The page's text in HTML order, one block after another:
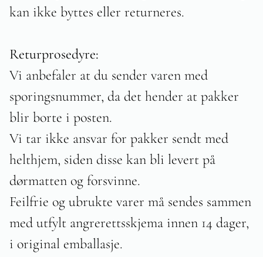
kan ikke byttes eller returneres.
Returprosedyre:
Vi anbefaler at du sender varen med
sporingsnummer, da det hender at pakker
blir borte i posten.
Vi tar ikke ansvar for pakker sendt med
helthjem, siden disse kan bli levert på
dørmatten og forsvinne.
Feilfrie og ubrukte varer må sendes sammen
med utfylt angrerettsskjema innen 14 dager,
i original emballasje.